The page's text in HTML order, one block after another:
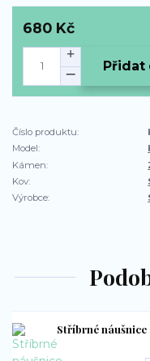
680 Kč
Přidat
Číslo produktu:
Model:
Kámen:
Kov:
Výrobce:
Stříbrné náušnice